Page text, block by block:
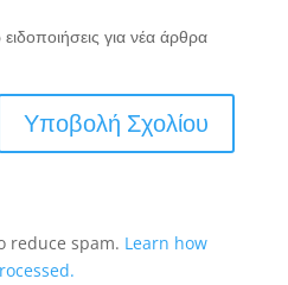
για νέα άρθρα
reduce spam. Learn how